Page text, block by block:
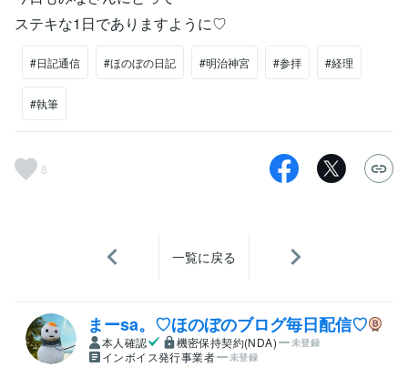
ステキな1日でありますように♡
#日記通信 #ほのぼの日記 #明治神宮 #参拝 #経理
#執筆
8
一覧に戻る
まーsa。♡ほのぼのブログ毎日配信♡
本人確認 機密保持契約(NDA) 未登録
インボイス発行事業者 未登録